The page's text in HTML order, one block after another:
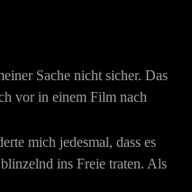
Sache nicht sicher. Das
vor in einem Film nach
mich jedesmal, dass es
ins Freie traten. Als